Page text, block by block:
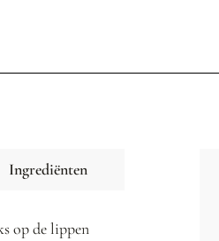
Ingrediënten
op de lippen